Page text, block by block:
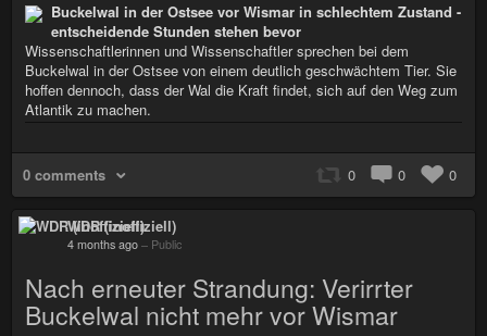
Buckelwal in der Ostsee vor Wismar in schlechtem Zustand -
entscheidende Stunden stehen bevor
Wissenschaftlerinnen und Wissenschaftler sprechen bei dem
Buckelwal in der Ostsee von einem deutlich geschwächtem Tier. Sie
hoffen dennoch, dass der Wal die Kraft findet, sich auf den Weg zum
Atlantik zu machen.
0 comments 0 0 0
WDR (inoffiziell)
4 months ago – Public
Nach erneuter Strandung: Verirrter
Buckelwal nicht mehr vor Wismar